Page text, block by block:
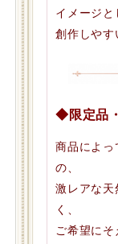
イメージと
創作しやす
◆限定品
商品によっ
の、
激レアな天
く、
ご希望にそ